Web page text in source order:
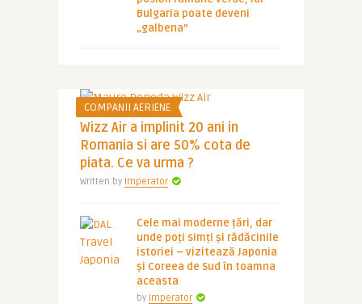
Bulgaria poate deveni
„galbena”
COMPANII AERIENE
Wizz Air a implinit 20 ani in
Romania si are 50% cota de
piata. Ce va urma ?
Written by Imperator
Cele mai moderne țări, dar
unde poți simți și rădăcinile
istoriei – vizitează Japonia
și Coreea de Sud în toamna
aceasta
by Imperator